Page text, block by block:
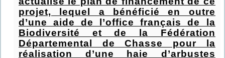
projet, lequel a bénéficié en outre
d’une aide de l’office français de la
Biodiversité et de la Fédération
Départemental de Chasse pour la
réalisation d’une haie d’arbustes